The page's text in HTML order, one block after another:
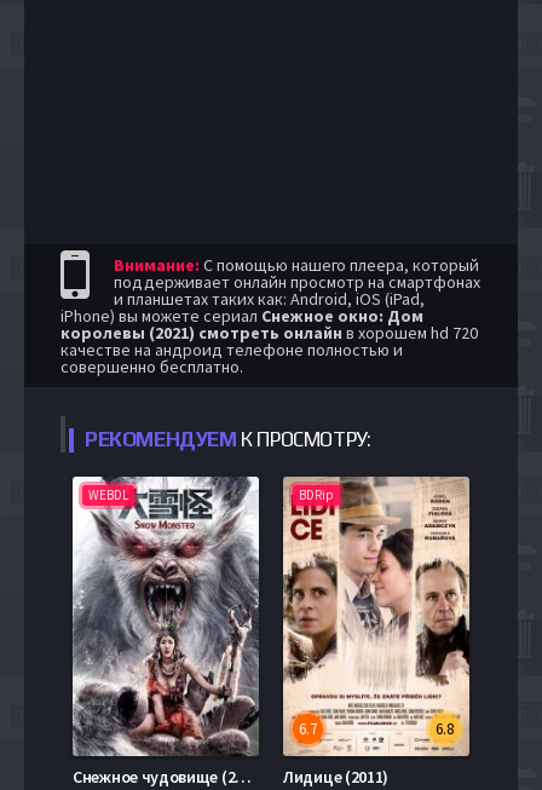
Внимание: С помощью нашего плеера, который
поддерживает онлайн просмотр на смартфонах
и планшетах таких как: Android, iOS (iPad,
iPhone) вы можете сериал Снежное окно: Дом
королевы (2021) смотреть онлайн в хорошем hd 720
качестве на андроид телефоне полностью и
совершенно бесплатно.
РЕКОМЕНДУЕМ К ПРОСМОТРУ:
WEBDL
Снежное чудовище (2019)
BDRip
6.8
6.7
Лидице (2011)